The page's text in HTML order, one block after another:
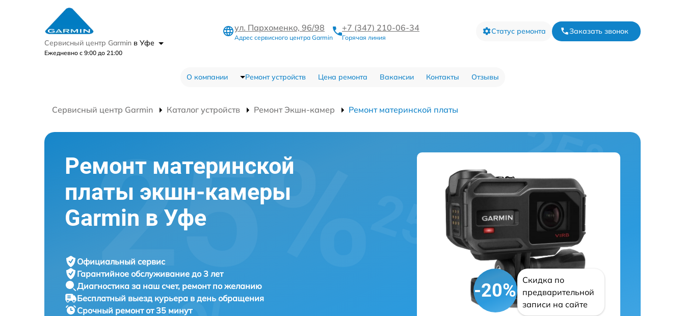
Сервисный центр Garmin в Уфе
Ежедневно с 9:00 до 21:00
ул. Пархоменко, 96/98
Адрес сервисного центра Garmin
+7 (347) 210-06-34
Горячая линия
Статус ремонта Заказать звонок
О компании Ремонт устройств Цена ремонта Вакансии Контакты Отзывы
Сервисный центр Garmin Каталог устройств Ремонт Экшн-камер Ремонт материнской платы
Ремонт материнской
платы экшн-камеры
Garmin в Уфе
Официальный сервис
Гарантийное обслуживание до 3 лет
Диагностика за наш счет, ремонт по желанию
Бесплатный выезд курьера в день обращения
Срочный ремонтот 35 минут
-20%
Скидка по
предварительной
записи на сайте